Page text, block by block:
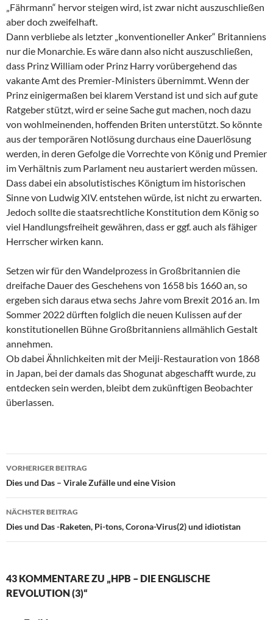
„Fährmann“ hervor steigen wird, ist zwar nicht auszuschließen
aber doch zweifelhaft.
Dann verbliebe als letzter „konventioneller Anker“ Britanniens
nur die Monarchie. Es wäre dann also nicht auszuschließen,
dass Prinz William oder Prinz Harry vorübergehend das
vakante Amt des Premier-Ministers übernimmt. Wenn der
Prinz einigermaßen bei klarem Verstand ist und sich auf gute
Ratgeber stützt, wird er seine Sache gut machen, noch dazu
von wohlmeinenden, hoffenden Briten unterstützt. So könnte
aus der temporären Notlösung durchaus eine Dauerlösung
werden, in deren Gefolge die Vorrechte von König und Premier
im Verhältnis zum Parlament neu austariert werden müssen.
Dass dabei ein absolutistisches Königtum im historischen
Sinne von Ludwig XIV. entstehen würde, ist nicht zu erwarten.
Jedoch sollte die staatsrechtliche Konstitution dem König so
viel Handlungsfreiheit gewähren, dass er ggf. auch als fähiger
Herrscher wirken kann.
Setzen wir für den Wandelprozess in Großbritannien die
dreifache Dauer des Geschehens von 1658 bis 1660 an, so
ergeben sich daraus etwa sechs Jahre vom Brexit 2016 an. Im
Sommer 2022 dürften folglich die neuen Kulissen auf der
konstitutionellen Bühne Großbritanniens allmählich Gestalt
annehmen.
Ob dabei Ähnlichkeiten mit der Meiji-Restauration von 1868
in Japan, bei der damals das Shogunat abgeschafft wurde, zu
entdecken sein werden, bleibt dem zukünftigen Beobachter
überlassen.
Beitragsnavigation
VORHERIGER BEITRAG
Dies und Das – Virale Zufälle und eine Vision
NÄCHSTER BEITRAG
Dies und Das -Raketen, Pi-tons, Corona-Virus(2) und idiotistan
43 KOMMENTARE ZU „HPB – DIE ENGLISCHE
REVOLUTION (3)“